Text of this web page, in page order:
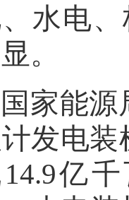
水电
。
国家能
发电装
亿